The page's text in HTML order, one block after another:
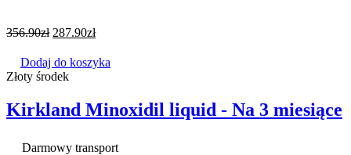
356.90zł 287.90zł
Dodaj do koszyka
Złoty środek
Kirkland Minoxidil liquid - Na 3 miesiące
Darmowy transport